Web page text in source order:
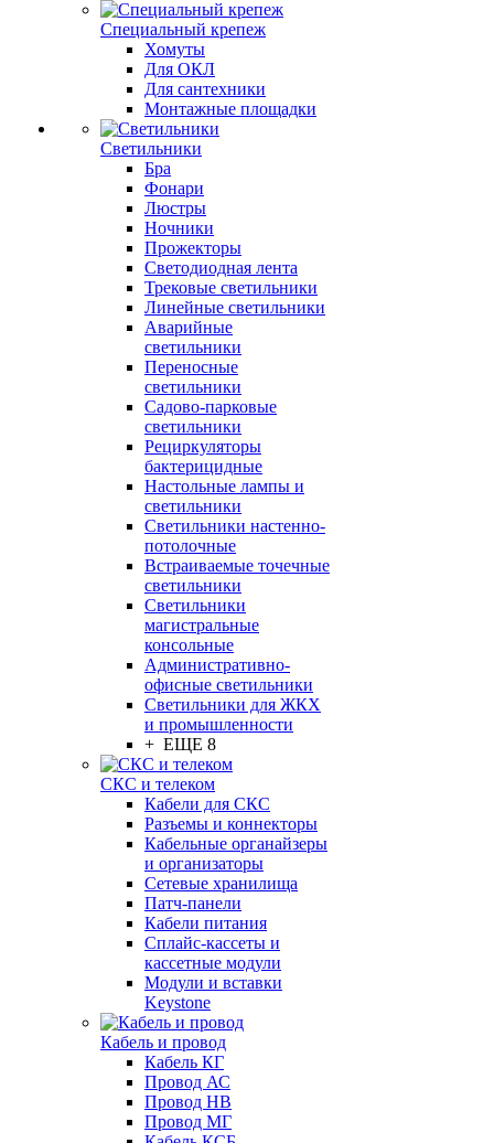
Специальный крепеж
Хомуты
Для ОКЛ
Для сантехники
Монтажные площадки
Светильники
Бра
Фонари
Люстры
Ночники
Прожекторы
Светодиодная лента
Трековые светильники
Линейные светильники
Аварийные
светильники
Переносные
светильники
Садово-парковые
светильники
Рециркуляторы
бактерицидные
Настольные лампы и
светильники
Светильники настенно-
потолочные
Встраиваемые точечные
светильники
Светильники
магистральные
консольные
Административно-
офисные светильники
Светильники для ЖКХ
и промышленности
+ ЕЩЕ 8
СКС и телеком
Кабели для СКС
Разъемы и коннекторы
Кабельные органайзеры
и организаторы
Сетевые хранилища
Патч-панели
Кабели питания
Сплайс-кассеты и
кассетные модули
Модули и вставки
Keystone
Кабель и провод
Кабель КГ
Провод АС
Провод НВ
Провод МГ